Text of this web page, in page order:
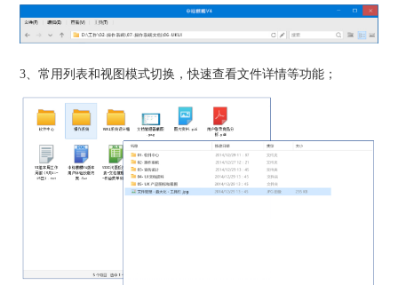
3、常用列表和视图模式切换，快速查看文件详情等功能；